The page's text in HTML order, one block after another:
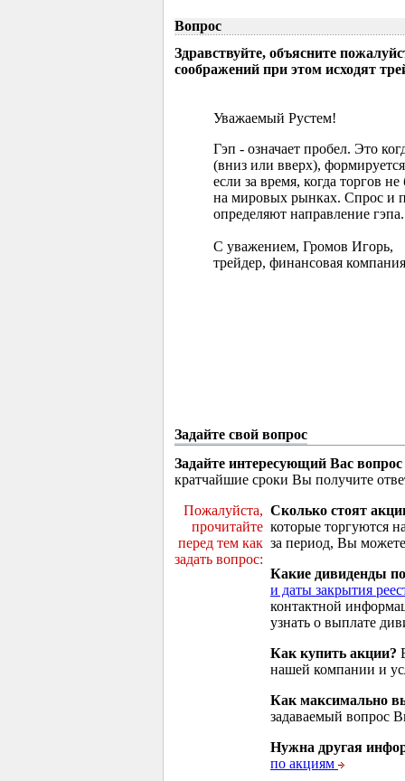
Вопрос
Здравствуйте, объясните
соображений при этом исходят
Уважаемый Рустем!
Гэп - означает пробел. Это
(вниз или вверх),
если за время, когда торгов
на мировых рынках. Спрос и
определяют направление гэпа.
С уважением, Громов Игорь,
трейдер, финансовая
Задайте свой вопрос
Задайте интересующий Вас вопрос
кратчайшие сроки Вы получите
Пожалуйста,
прочитайте
перед тем как
задать вопрос:
Сколько стоят
которые торгуются
за период, Вы
Какие дивиденды
и даты закрытия
контактной
узнать о выплате
Как купить акции?
нашей компании и
Как максимально
задаваемый вопрос
Нужна другая
по акциям